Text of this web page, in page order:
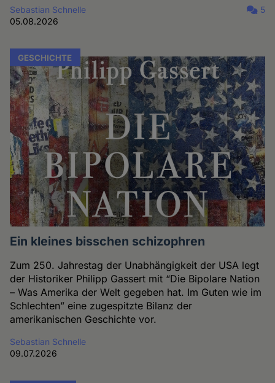
Sebastian Schnelle
05.08.2026
5
GESCHICHTE
Ein kleines bisschen schizophren
Zum 250. Jahrestag der Unabhängigkeit der USA legt
der Historiker Philipp Gassert mit “Die Bipolare Nation
– Was Amerika der Welt gegeben hat. Im Guten wie im
Schlechten” eine zugespitzte Bilanz der
amerikanischen Geschichte vor.
Sebastian Schnelle
09.07.2026